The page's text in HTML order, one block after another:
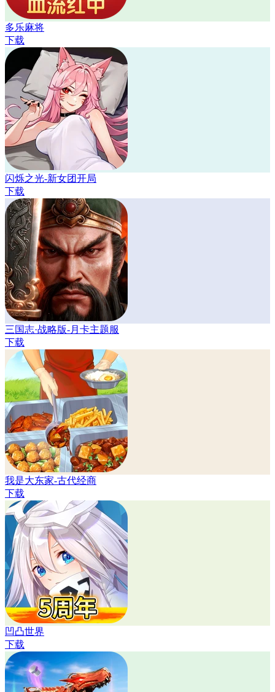
多乐麻将
下载
闪烁之光-新女团开局
下载
三国志·战略版-月卡主题服
下载
我是大东家-古代经商
下载
凹凸世界
下载